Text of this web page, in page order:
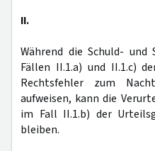
II.
Während die Schuld- und
Fällen II.1.a) und II.1.c)
Rechtsfehler zum
aufweisen, kann die
im Fall II.1.b) der
bleiben.